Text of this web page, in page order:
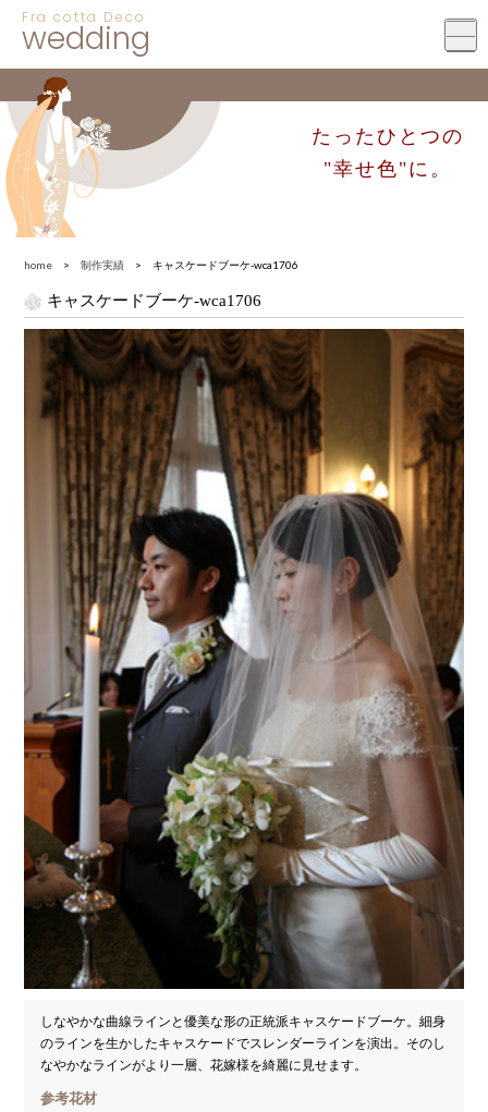
Fra cotta Deco
wedding
たったひとつの
"幸せ色"に。
home >制作実績 > キャスケードブーケ-wca1706
キャスケードブーケ-wca1706
しなやかな曲線ラインと優美な形の正統派キャスケードブーケ。細身
のラインを生かしたキャスケードでスレンダーラインを演出。そのし
なやかなラインがより一層、花嫁様を綺麗に見せます。
参考花材